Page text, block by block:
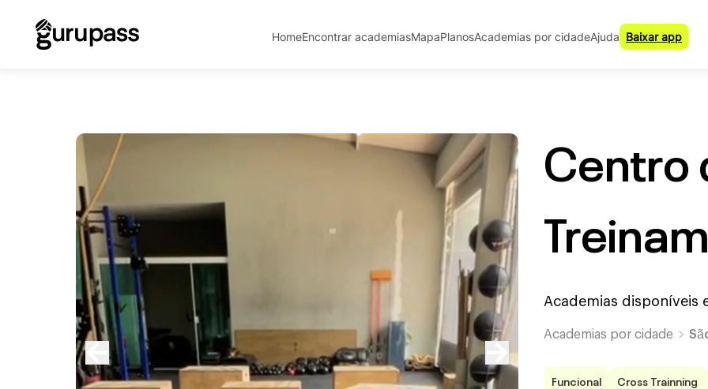
HomeEncontrar academiasMapaPlanosAcademias por cidadeAjuda Baixar app
Centro
Academias disponíveis
Academias por cidade
Funcional Cross Trainning